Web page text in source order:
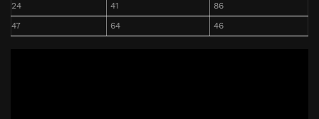
24
41
86
47
64 46